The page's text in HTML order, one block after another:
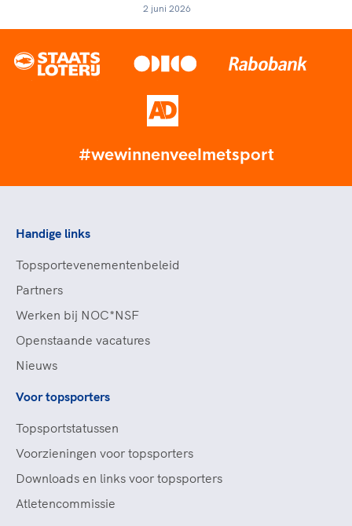
2 juni 2026
#wewinnenveelmetsport
Handige links
Topsportevenementenbeleid
Partners
Werken bij NOC*NSF
Openstaande vacatures
Nieuws
Voor topsporters
Topsportstatussen
Voorzieningen voor topsporters
Downloads en links voor topsporters
Atletencommissie